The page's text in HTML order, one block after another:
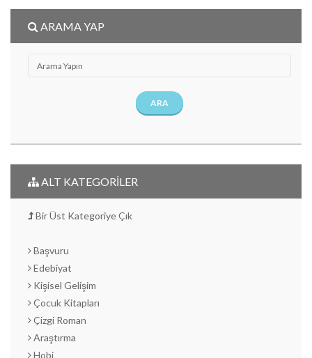
ARAMA YAP
ARA
ALT KATEGORİLER
Bir Üst Kategoriye Çık
Başvuru
Edebiyat
Kişisel Gelişim
Çocuk Kitapları
Çizgi Roman
Araştırma
Hobi